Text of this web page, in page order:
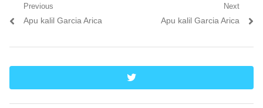
Navegación
de
entradas
Previous
Previous
Apu kalil Garcia Arica
Next
Next
Apu kalil Garcia Arica
twitter